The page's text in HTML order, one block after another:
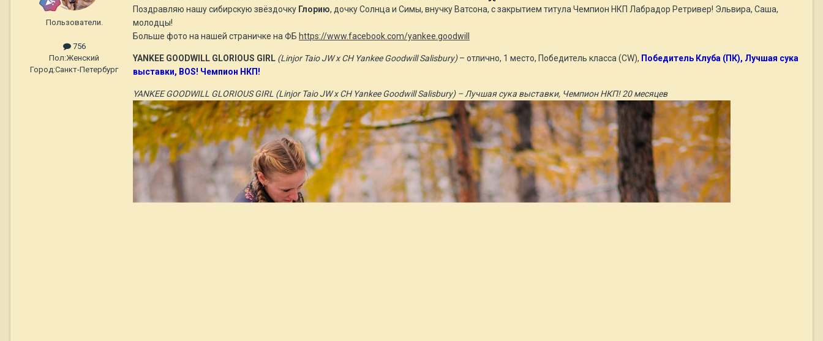
Пользователи.
756
Пол:Женский
Город:Санкт-Петербург
Поздравляю нашу сибирскую звёздочку Глорию, дочку Солнца и Симы, внучку Ватсона, с закрытием титула Чемпион НКП Лабрадор Ретривер! Эльвира, Саша,
молодцы!
Больше фото на нашей страничке на ФБ https://www.facebook.com/yankee.goodwill
YANKEE GOODWILL GLORIOUS GIRL (Linjor Taio JW x CH Yankee Goodwill Salisbury)– отлично, 1 место, Победитель класса (CW), Победитель Клуба (ПК), Лучшая сука
выставки, BOS! Чемпион НКП!
YANKEE GOODWILL GLORIOUS GIRL (Linjor Taio JW x CH Yankee Goodwill Salisbury) – Лучшая сука выставки, Чемпион НКП! 20 месяцев